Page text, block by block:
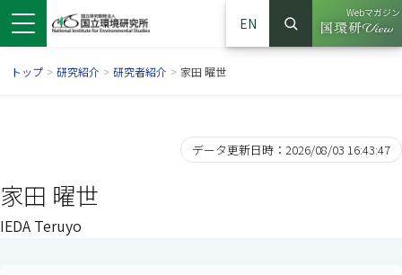
EN
サイト内検索
検索
Webマガジン
（別ウイ
トップ > 研究紹介 > 研究者紹介 > 家田 曜世
データ更新日時：2026/08/03 16:43:47
家田 曜世
IEDA Teruyo